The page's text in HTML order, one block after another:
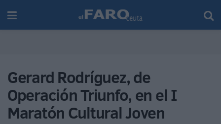
Gerard Rodríguez, de
Operación Triunfo, en el I
Maratón Cultural Joven